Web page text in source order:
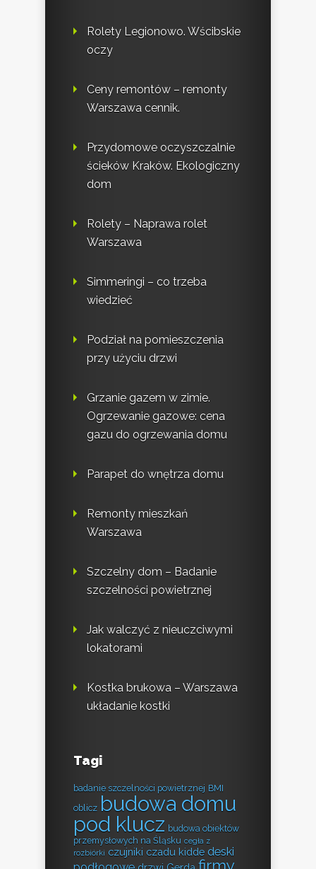
Rolety Legionowo. Wścibskie
oczy
Ceny remontów – remonty
Warszawa cennik.
Przydomowe oczyszczalnie
ścieków Kraków. Ekologiczny
dom
Rolety – Naprawa rolet
Warszawa
Simmeringi – co trzeba
wiedzieć
Podział na pomieszczenia
przy użyciu drzwi
Grzanie gazem w zimie.
Ogrzewanie gazowe: cena
gazu do ogrzewania domu
Parapet do wnętrza domu
Remonty mieszkań
Warszawa
Szczelny dom – Badanie
szczelności powietrznej
Jak walczyć z nieuczciwymi
lokatorami
Kostka brukowa – Warszawa
układanie kostki
Tagi
badanie szczelności powietrznej BMI
oblicz budowa domu
pod klucz budowa obiektów
przemysłowych na Śląsku cegła z
rozbiórki czujniki czadu kidde deski